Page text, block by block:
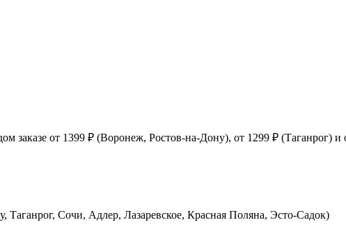
заказе от 1399 ₽ (Воронеж, Ростов-на-Дону), от 1299 ₽ (Таганрог)
Сочи, Адлер, Лазаревское, Красная Поляна, Эсто-Садок)